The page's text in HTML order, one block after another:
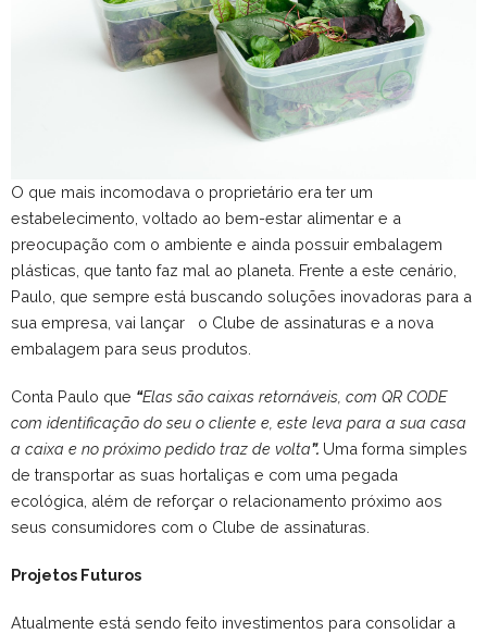
O que mais incomodava o proprietário era ter um
estabelecimento, voltado ao bem-estar alimentar e a
preocupação com o ambiente e ainda possuir embalagem
plásticas, que tanto faz mal ao planeta. Frente a este cenário,
Paulo, que sempre está buscando soluções inovadoras para a
sua empresa, vai lançar o Clube de assinaturas e a nova
embalagem para seus produtos.
Conta Paulo que “Elas são caixas retornáveis, com QR CODE
com identificação do seu o cliente e, este leva para a sua casa
a caixa e no próximo pedido traz de volta”. Uma forma simples
de transportar as suas hortaliças e com uma pegada
ecológica, além de reforçar o relacionamento próximo aos
seus consumidores com o Clube de assinaturas.
Projetos Futuros
Atualmente está sendo feito investimentos para consolidar a